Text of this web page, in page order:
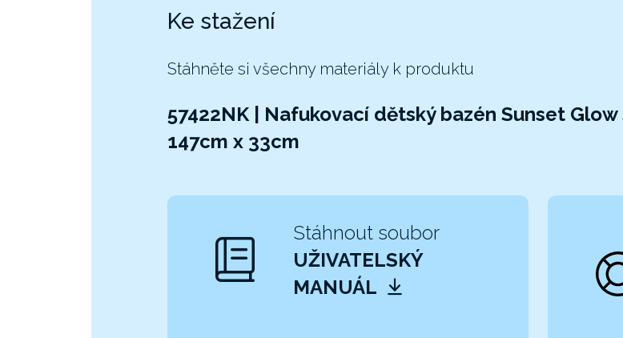
Ke stažení
Stáhněte si všechny materiály k produktu
57422NK | Nafukovací dětský bazén Sunset
147cm x 33cm
Stáhnout soubor
UŽIVATELSKÝ
MANUÁL